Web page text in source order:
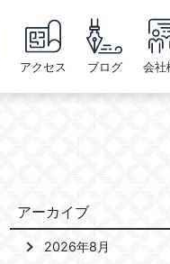
アクセス ブログ 会社
アーカイブ
2026年8月